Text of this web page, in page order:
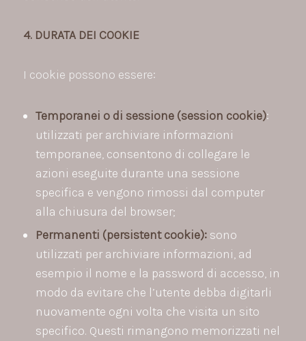
4. DURATA DEI COOKIE
I cookie possono essere:
Temporanei o di sessione (session cookie):
utilizzati per archiviare informazioni
temporanee, consentono di collegare le
azioni eseguite durante una sessione
specifica e vengono rimossi dal computer
alla chiusura del browser;
Permanenti (persistent cookie):sono
utilizzati per archiviare informazioni, ad
esempio il nome e la password di accesso, in
modo da evitare che l’utente debba digitarli
nuovamente ogni volta che visita un sito
specifico. Questi rimangono memorizzati nel